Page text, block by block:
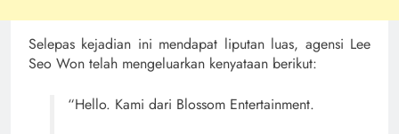
Selepas kejadian ini mendapat liputan luas, agensi Lee
Seo Won telah mengeluarkan kenyataan berikut:
“Hello. Kami dari Blossom Entertainment.